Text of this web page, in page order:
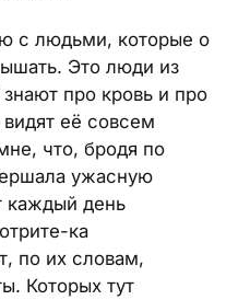
с людьми, которые о
Это люди из
про кровь и про
её совсем
что, бродя по
ужасную
каждый день
ка
по их словам,
Которых тут